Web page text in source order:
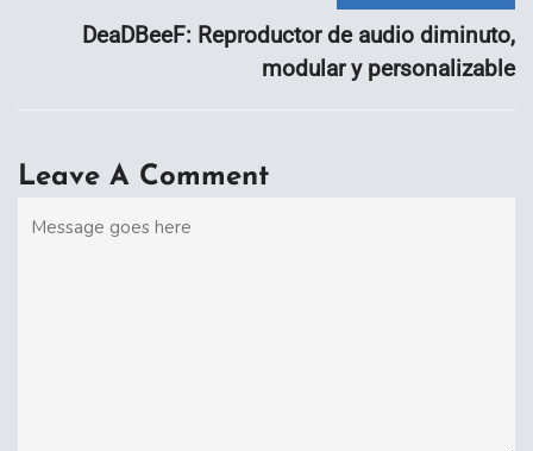
DeaDBeeF: Reproductor de audio diminuto,
modular y personalizable
Leave A Comment